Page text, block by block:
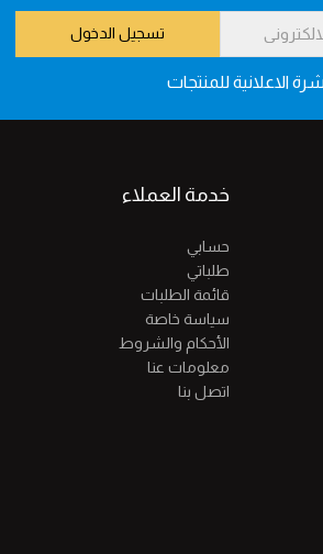
تسجيل الدخول
الاعلانية للمنتجات
خدمة العملاء
حسابي
طلباتي
قائمة الطلبات
سياسة خاصة
الأحكام والشروط
معلومات عنا
اتصل بنا